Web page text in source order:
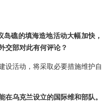
礁的填海造地活动大幅加快，
交部对此有何评论？
设活动，将采取必要措施维护自
乌克兰设立的国际维和部队。